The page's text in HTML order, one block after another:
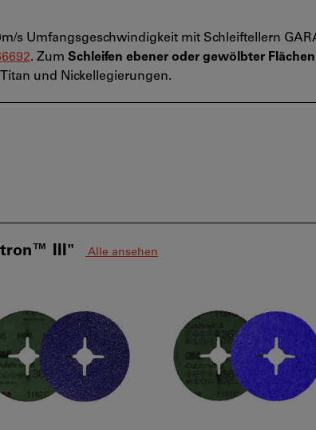
s Umfangsgeschwindigkeit mit Schleiftellern
. Zum Schleifen ebener oder gewölbter Flächen
Titan und Nickellegierungen.
III" Alle ansehen